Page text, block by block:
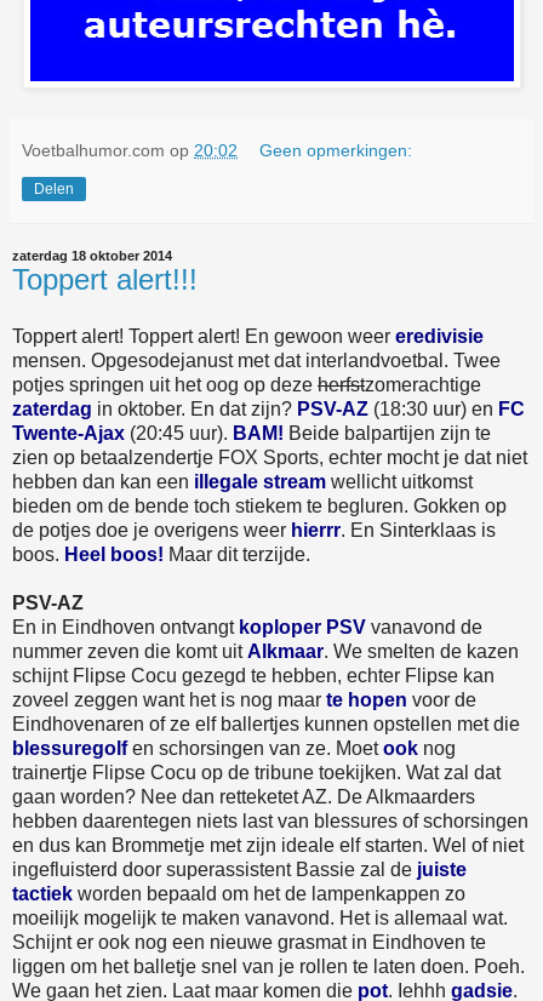
Voetbalhumor.com op 20:02 Geen opmerkingen:
Delen
zaterdag 18 oktober 2014
Toppert alert!!!
Toppert alert! Toppert alert! En gewoon weer eredivisie
mensen. Opgesodejanust met dat interlandvoetbal. Twee
potjes springen uit het oog op deze herfstzomerachtige
zaterdag in oktober. En dat zijn? PSV-AZ (18:30 uur) en FC
Twente-Ajax (20:45 uur). BAM! Beide balpartijen zijn te
zien op betaalzendertje FOX Sports, echter mocht je dat niet
hebben dan kan een illegale stream wellicht uitkomst
bieden om de bende toch stiekem te begluren. Gokken op
de potjes doe je overigens weer hierrr. En Sinterklaas is
boos. Heel boos! Maar dit terzijde.
PSV-AZ
En in Eindhoven ontvangt koploper PSV vanavond de
nummer zeven die komt uitAlkmaar. We smelten de kazen
schijnt Flipse Cocu gezegd te hebben, echter Flipse kan
zoveel zeggen want het is nog maar te hopen voor de
Eindhovenaren of ze elf ballertjes kunnen opstellen met die
blessuregolfen schorsingen van ze. Moetook nog
trainertje Flipse Cocu op de tribune toekijken. Wat zal dat
gaan worden? Nee dan retteketet AZ. De Alkmaarders
hebben daarentegen niets last van blessures of schorsingen
en dus kan Brommetje met zijn ideale elf starten. Wel of niet
ingefluisterd door superassistent Bassie zal de juiste
tactiek worden bepaald om het de lampenkappen zo
moeilijk mogelijk te maken vanavond. Het is allemaal wat.
Schijnt er ook nog een nieuwe grasmat in Eindhoven te
liggen om het balletje snel van je rollen te laten doen. Poeh.
We gaan het zien. Laat maar komen die pot. Iehhh gadsie.